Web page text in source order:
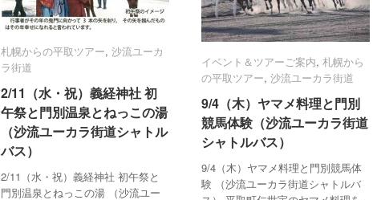
札幌からの平取ツアー, 沙流ユーカ
ラ街道
2/11（水・祝）義経神社 初
午祭と門別温泉とねっこの湯
（沙流ユーカラ街道シャトル
バス）
2/11（水・祝）義経神社 初午祭と
門別温泉とねっこの湯 （沙流ユー
札幌からの平取ツアー 沙流ユーカ
ラ街道
2/11（水・祝）義経神社 初
午祭と門別温泉とねっこの湯
（沙流ユーカラ街道シャトル
バス）
イベント＆ツアーご案内, 札幌から
の平取ツアー, 沙流ユーカラ街道
9/4（木）ヤマメ料理と門別
競馬体験（沙流ユーカラ街道
シャトルバス）
9/4（木）ヤマメ料理と門別競馬体
験 （沙流ユーカラ街道シャトルバ
イベント＆ツアーご案内 札幌から
の平取ツアー 沙流ユーカラ街道
9/4（木）ヤマメ料理と門別
競馬体験（沙流ユーカラ街道
シャトルバス）